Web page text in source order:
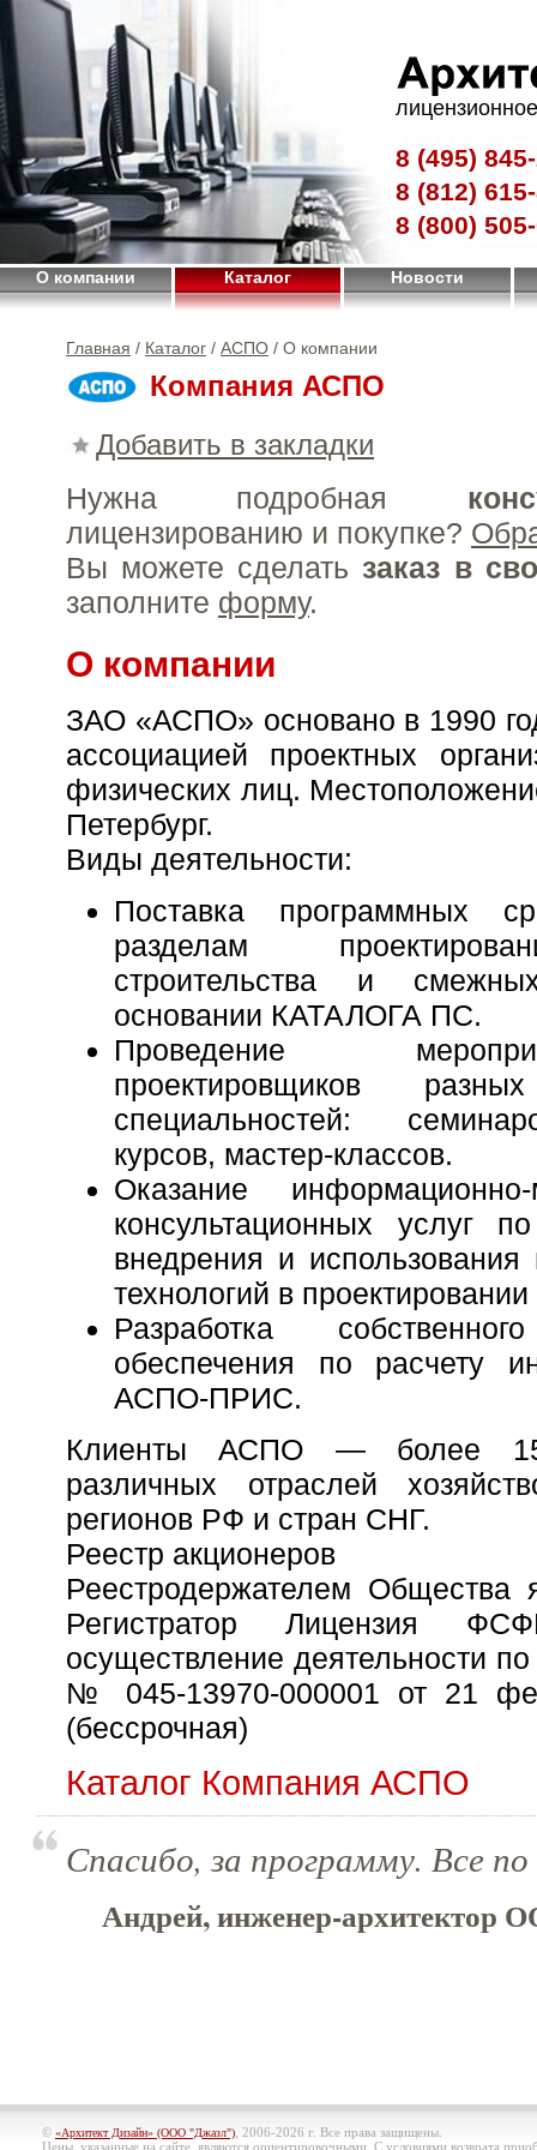
8 (495)
8 (812)
8 (800)
О компании Каталог Новости
Главная / Каталог / АСПО / О компании
Компания АСПО
Добавить в закладки
Нужна подробная
лицензированию и покупке?
Вы можете сделать заказ в
заполните форму.
О компании
ЗАО «АСПО» основано в 1990
ассоциацией проектных
физических лиц.
Петербург.
Виды деятельности:
Поставка программных
разделам
строительства и
основании КАТАЛОГА ПС.
Проведение
проектировщиков
специальностей:
курсов, мастер-классов.
Оказание
консультационных услуг
внедрения и
технологий в
Разработка
обеспечения по расчету
АСПО-ПРИС.
Клиенты АСПО — более
различных отраслей
регионов РФ и стран СНГ.
Реестр акционеров
Реестродержателем
Регистратор Лицензия
осуществление деятельности
№ 045-13970-000001 от 21
(бессрочная)
Каталог Компания АСПО
Спасибо, за программу. Все
Андрей, инженер-архитектор
© «Архитект Дизайн» (ООО "Джазл") , 2006-2026 г. Все права защищены.
Цены, указанные на сайте, являются ориентировочными. С условиями возврата